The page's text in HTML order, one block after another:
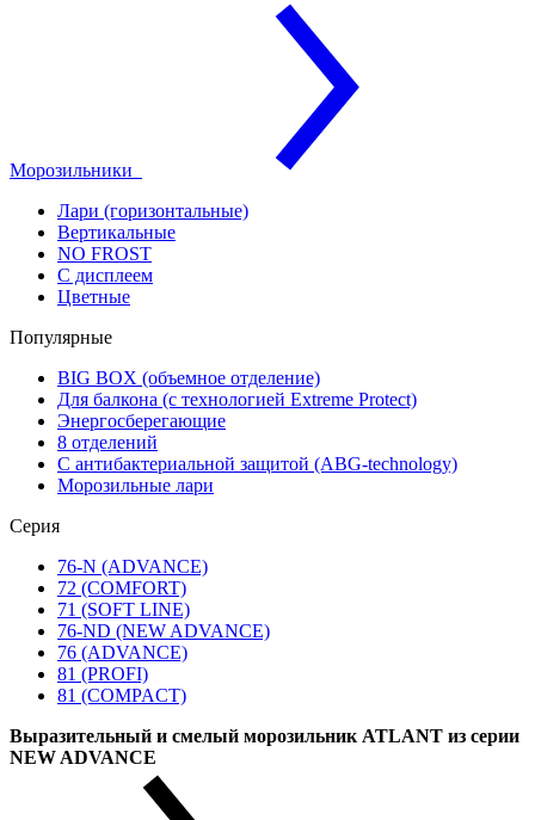
Морозильники
Лари (горизонтальные)
Вертикальные
NO FROST
С дисплеем
Цветные
Популярные
BIG BOX (объемное отделение)
Для балкона (с технологией Extreme Protect)
Энергосберегающие
8 отделений
С антибактериальной защитой (ABG-technology)
Морозильные лари
Серия
76-N (ADVANCE)
72 (COMFORT)
71 (SOFT LINE)
76-ND (NEW ADVANCE)
76 (ADVANCE)
81 (PROFI)
81 (COMPACT)
Выразительный и смелый морозильник ATLANT из серии
NEW ADVANCE